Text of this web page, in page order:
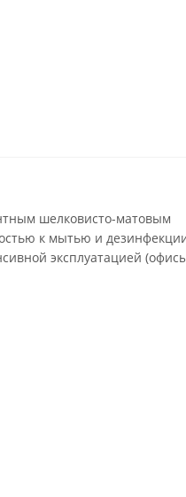
шелковисто-матовым
к мытью и
эксплуатацией